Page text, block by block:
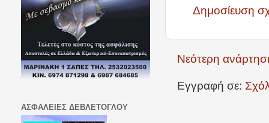
Δημοσίευση
Νεότερη
Εγγραφή σε:
ΑΣΦΑΛΕΙΕΣ ΔΕΒΛΕΤΟΓΛΟΥ